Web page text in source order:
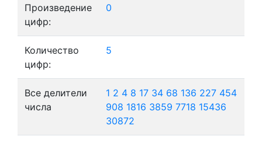
Произведение
цифр:
0
Количество
цифр:
5
Все делители
числа
1 2 4 8 17 34 68 136 227 454
908 1816 3859 7718 15436
30872